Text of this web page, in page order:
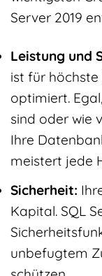
Server 2019
Leistung und
ist für
optimiert.
sind oder wie
Ihre
meistert jede
Sicherheit:
Kapital. SQL
unbefugtem